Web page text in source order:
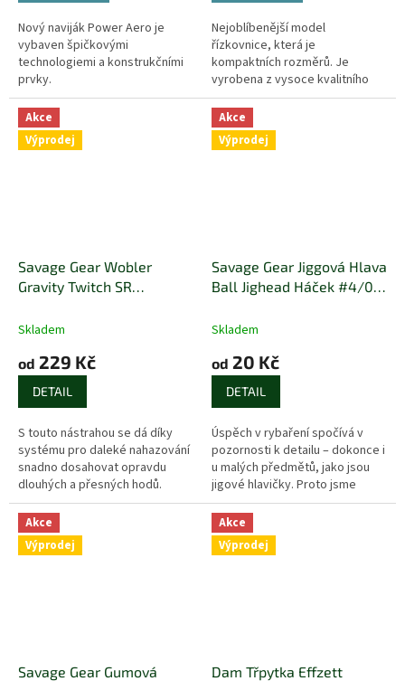
Nový naviják Power Aero je
vybaven špičkovými
technologiemi a konstrukčními
prvky.
Nejoblíbenější model
řízkovnice, která je
kompaktních rozměrů. Je
vyrobena z vysoce kvalitního
recyklovatelného plastu, který
je odolný vůči UV záření.
Akce
Výprodej
Savage Gear Wobler
Gravity Twitch SR
Skladem
od 229 Kč
DETAIL
S touto nástrahou se dá díky
systému pro daleké nahazování
snadno dosahovat opravdu
dlouhých a přesných hodů.
Obsahuje vestavěné chrastítko,
které vysílá velmi...
Akce
Výprodej
Savage Gear Jiggová Hlava
Ball Jighead Háček #4/0 -
Skladem
od 20 Kč
DETAIL
Úspěch v rybaření spočívá v
pozornosti k detailu – dokonce i
u malých předmětů, jako jsou
jigové hlavičky. Proto jsme
navrhli tyto kulaté jigové
hlavičky s ultra ostrými...
Akce
Výprodej
Savage Gear Gumová
Akce
Výprodej
Dam Třpytka Effzett